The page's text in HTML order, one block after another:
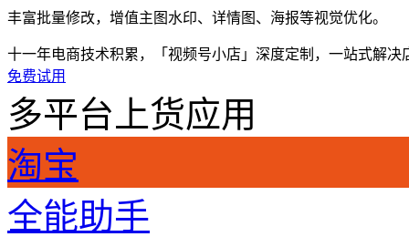
丰富批量修改，增值主图水印、详情图、海报等视觉优化。
十一年电商技术积累，「视频号小店」深度定制，一站式解决
免费试用
多平台上货应用
淘宝
全能助手